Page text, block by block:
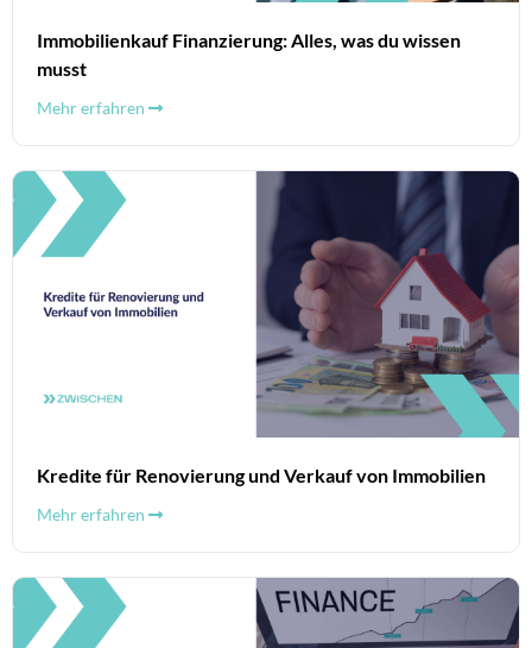
Immobilienkauf Finanzierung: Alles, was du wissen
musst
Mehr erfahren
Kredite für Renovierung und Verkauf von Immobilien
Mehr erfahren